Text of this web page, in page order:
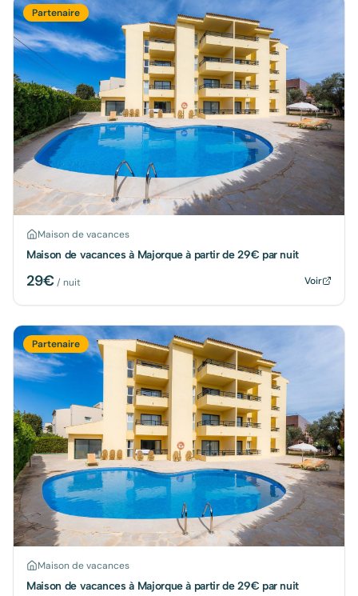
Partenaire
Maison de vacances
Maison de vacances à Majorque à partir de 29€ par nuit
29€/ nuit Voir
Partenaire
Maison de vacances
Maison de vacances à Majorque à partir de 29€ par nuit